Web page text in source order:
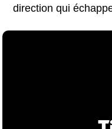
direction qui